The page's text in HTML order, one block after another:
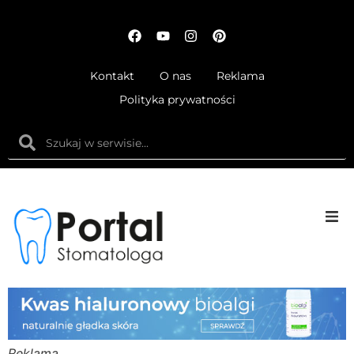
Kontakt O nas
Reklama
Polityka prywatności